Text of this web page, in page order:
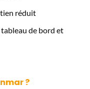
réduit
de bord et
?